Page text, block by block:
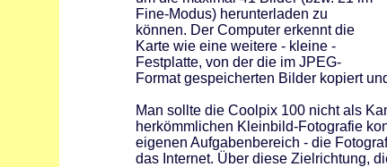
Fine-Modus) herunterladen zu
können. Der Computer erkennt die
Karte wie eine weitere - kleine -
Festplatte, von der die im JPEG-
Format gespeicherten Bilder kopiert
Man sollte die Coolpix 100 nicht als
herkömmlichen Kleinbild-Fotografie
eigenen Aufgabenbereich - die
das Internet. Über diese Zielrichtung,